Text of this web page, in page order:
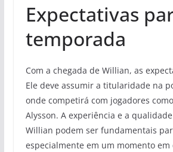
Expectativas
temporada
Com a chegada de Willian, as
Ele deve assumir a titularidade na
onde competirá com jogadores
Alysson. A experiência e a
Willian podem ser fundamentais
especialmente em um momento em